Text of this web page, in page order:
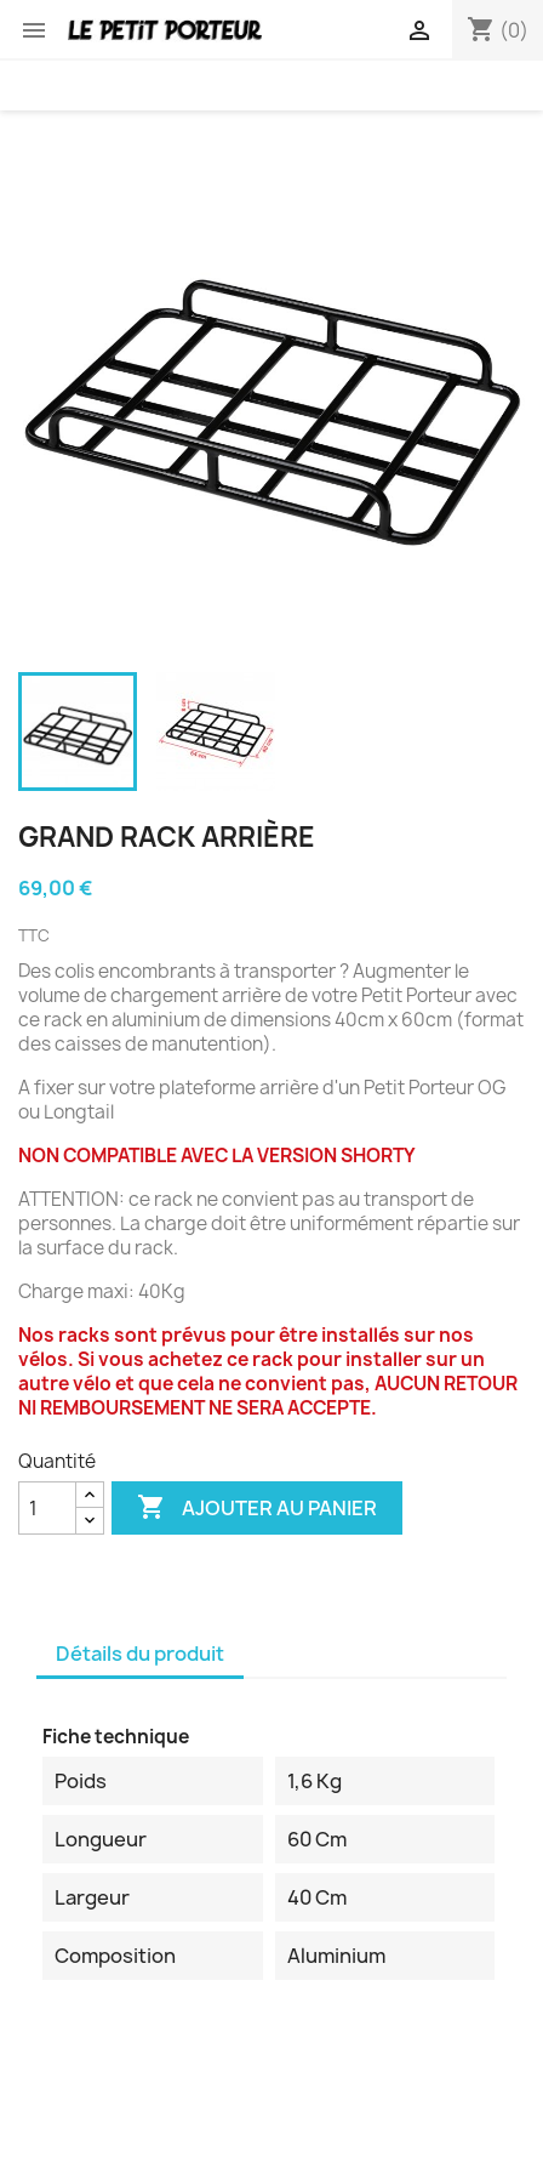
 shopping_cart (0)

GRAND RACK ARRIÈRE
69,00 €
TTC
Des colis encombrants à transporter ? Augmenter le
volume de chargement arrière de votre Petit Porteur avec
ce rack en aluminium de dimensions 40cm x 60cm (format
des caisses de manutention).
A fixer sur votre plateforme arrière d'un Petit Porteur OG
ou Longtail
NON COMPATIBLE AVEC LA VERSION SHORTY
ATTENTION: ce rack ne convient pas au transport de
personnes. La charge doit être uniformément répartie sur
la surface du rack.
Charge maxi: 40Kg
Nos racks sont prévus pour être installés sur nos
vélos. Si vous achetez ce rack pour installer sur un
autre vélo et que cela ne convient pas, AUCUN RETOUR
NI REMBOURSEMENT NE SERA ACCEPTE.
Quantité
 AJOUTER AU PANIER
Détails du produit
Fiche technique
Poids 1,6 Kg
Longueur 60 Cm
Largeur 40 Cm
Composition Aluminium